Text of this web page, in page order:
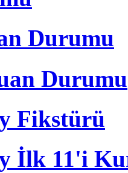
Durumu
Durumu
Fikstürü
İlk 11'i